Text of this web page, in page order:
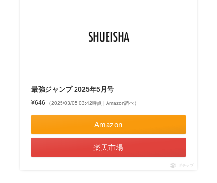
最強ジャンプ 2025年5月号
¥646 （2025/03/05 03:42時点 | Amazon調べ）
Amazon
楽天市場
ポチップ